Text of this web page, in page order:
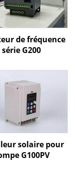
de fréquence
série G200
solaire pour
G100PV